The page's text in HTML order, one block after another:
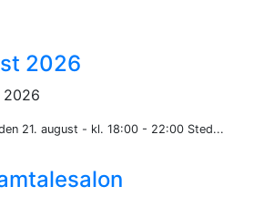
2026
2026
21. august - kl. 18:00 - 22:00 Sted...